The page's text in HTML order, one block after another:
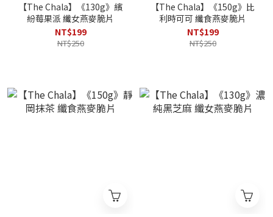
【The Chala】《130g》繽
紛莓果派 纖女燕麥脆片
NT$199
NT$250
【The Chala】《150g》比
利時可可 纖食燕麥脆片
NT$199
NT$250